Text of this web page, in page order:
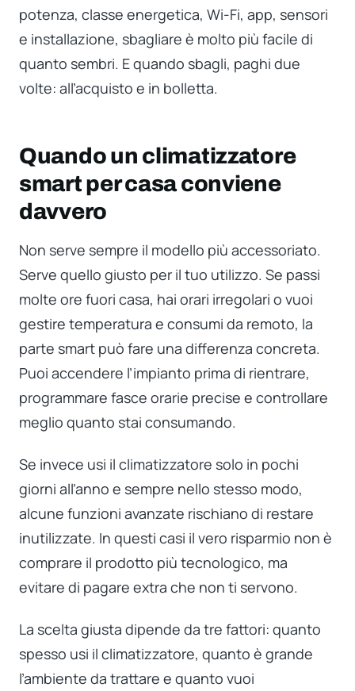
potenza, classe energetica, Wi-Fi, app, sensori
e installazione, sbagliare è molto più facile di
quanto sembri. E quando sbagli, paghi due
volte: all’acquisto e in bolletta.
Quando un climatizzatore
smart per casa conviene
davvero
Non serve sempre il modello più accessoriato.
Serve quello giusto per il tuo utilizzo. Se passi
molte ore fuori casa, hai orari irregolari o vuoi
gestire temperatura e consumi da remoto, la
parte smart può fare una differenza concreta.
Puoi accendere l’impianto prima di rientrare,
programmare fasce orarie precise e controllare
meglio quanto stai consumando.
Se invece usi il climatizzatore solo in pochi
giorni all’anno e sempre nello stesso modo,
alcune funzioni avanzate rischiano di restare
inutilizzate. In questi casi il vero risparmio non è
comprare il prodotto più tecnologico, ma
evitare di pagare extra che non ti servono.
La scelta giusta dipende da tre fattori: quanto
spesso usi il climatizzatore, quanto è grande
l’ambiente da trattare e quanto vuoi